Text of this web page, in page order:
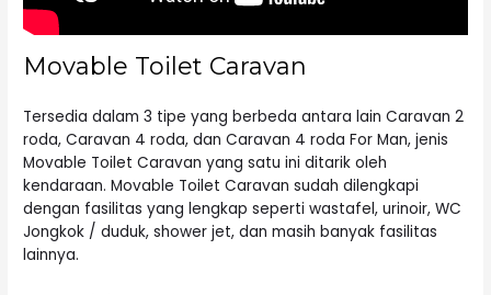
Movable Toilet Caravan
Tersedia dalam 3 tipe yang berbeda antara lain Caravan 2
roda, Caravan 4 roda, dan Caravan 4 roda For Man, jenis
Movable Toilet Caravan yang satu ini ditarik oleh
kendaraan. Movable Toilet Caravan sudah dilengkapi
dengan fasilitas yang lengkap seperti wastafel, urinoir, WC
Jongkok / duduk, shower jet, dan masih banyak fasilitas
lainnya.